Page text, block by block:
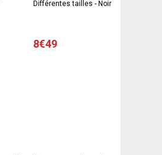
Différentes tailles - Noir
8€49